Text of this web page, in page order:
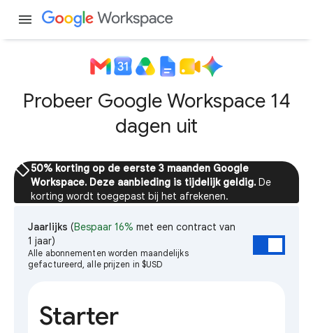
menu
Probeer Google Workspace 14
dagen uit
sell50% korting op de eerste 3 maanden Google
Workspace. Deze aanbieding is tijdelijk geldig. De
korting wordt toegepast bij het afrekenen.
Jaarlijks (Bespaar 16% met een contract van
1 jaar)
Alle abonnementen worden maandelijks
gefactureerd, alle prijzen in $USD
Starter